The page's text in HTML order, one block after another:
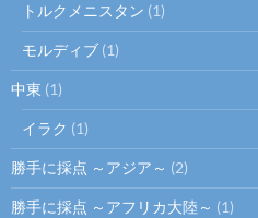
トルクメニスタン (1)
モルディブ (1)
中東 (1)
イラク (1)
勝手に採点 ～アジア～ (2)
勝手に採点 ～アフリカ大陸～ (1)